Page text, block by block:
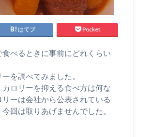
はてブ Pocket
べるときに事前にどれくらい
を調べてみました。
ロリーを抑える食べ方は何な
ーは会社から公表されている
回は取りあげませんでした。